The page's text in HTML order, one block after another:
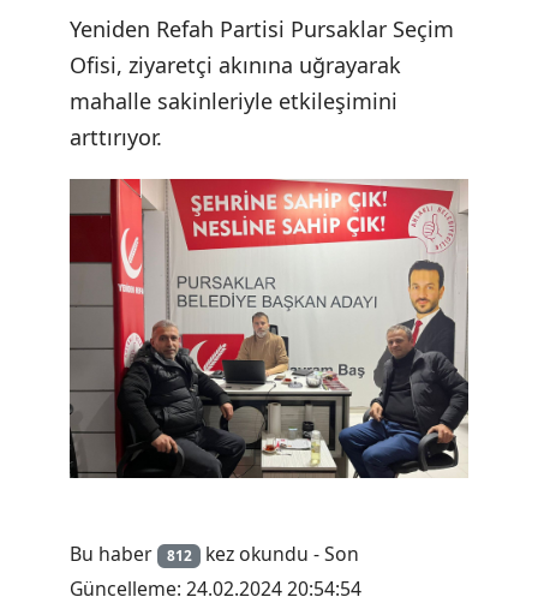
Yeniden Refah Partisi Pursaklar Seçim
Ofisi, ziyaretçi akınına uğrayarak
mahalle sakinleriyle etkileşimini
arttırıyor.
Bu haber 812
kez okundu - Son
Güncelleme: 24.02.2024 20:54:54